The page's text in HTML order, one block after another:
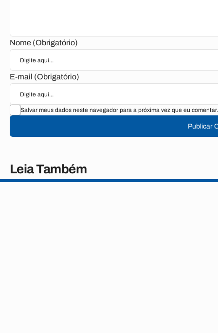
Nome (Obrigatório)
E-mail (Obrigatório)
Salvar meus dados neste navegador para a próxima vez que eu comentar.
Publicar
Leia Também